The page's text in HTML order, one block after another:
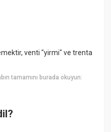
venti "yirmi" ve trenta
tamamını burada okuyun: